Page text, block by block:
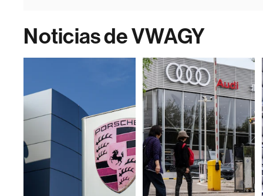
Noticias de VWAGY